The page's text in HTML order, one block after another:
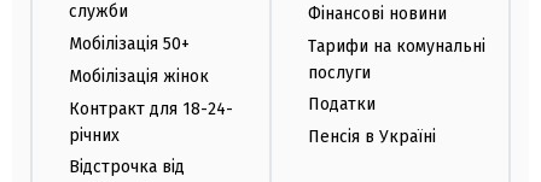
служби
Мобілізація 50+
Мобілізація жінок
Контракт для 18-24-
річних
Відстрочка від
Фінансові новини
Тарифи на комунальні
послуги
Податки
Пенсія в Україні